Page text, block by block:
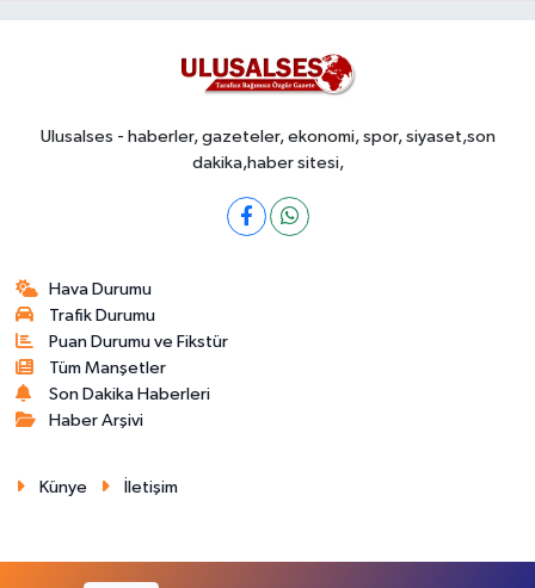
Ulusalses - haberler, gazeteler, ekonomi, spor, siyaset,son
dakika,haber sitesi,
Hava Durumu
Trafik Durumu
Puan Durumu ve Fikstür
Tüm Manşetler
Son Dakika Haberleri
Haber Arşivi
Künye İletişim